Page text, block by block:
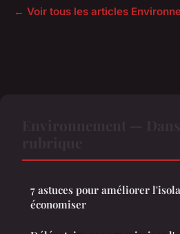
← Voir tous les articles
7 astuces pour améliorer
économiser